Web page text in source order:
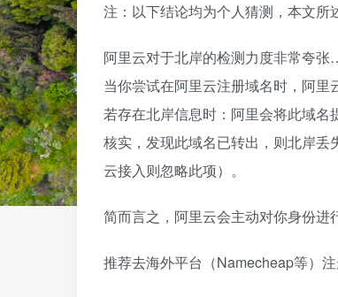
注：以下结论均为个人猜测，本文所
阿里云对于北岸的检测力度非常夸
当你尝试在阿里云注册域名时，阿
若存在北岸信息时：阿里会将此域
核实，发现此域名已转出，则北岸
云接入则忽略此项）。
简而言之，阿里云会主动对你身份进
推荐去海外平台（Namecheap等）